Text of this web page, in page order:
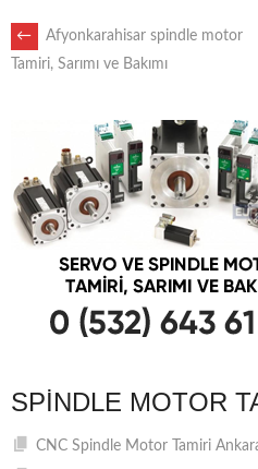
POST
NAVIGATION
←
Afyonkarahisar spindle motor
Tamiri, Sarımı ve Bakımı
SPINDLE MOTOR
CNC Spindle Motor Tamiri